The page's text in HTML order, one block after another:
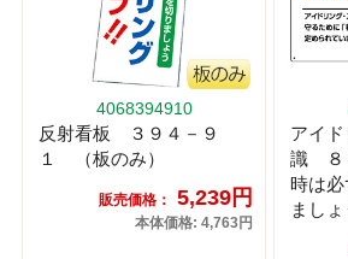
4068394910
反射看板 ３９４－９
１ （板のみ）
販売価格： 5,239円
本体価格: 4,763円
アイ
識 ８
時は必
ましょ